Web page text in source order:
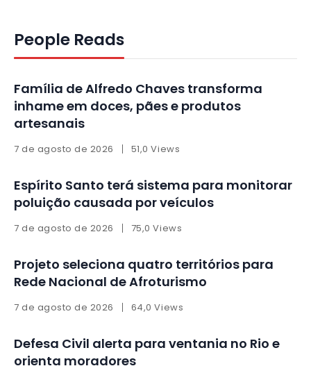
People Reads
Família de Alfredo Chaves transforma
inhame em doces, pães e produtos
artesanais
7 de agosto de 2026 51,0 Views
Espírito Santo terá sistema para monitorar
poluição causada por veículos
7 de agosto de 2026 75,0 Views
Projeto seleciona quatro territórios para
Rede Nacional de Afroturismo
7 de agosto de 2026 64,0 Views
Defesa Civil alerta para ventania no Rio e
orienta moradores